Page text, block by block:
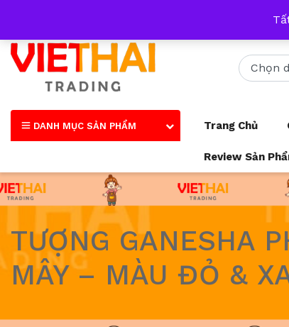
Nhận tư vấn qua tất cả các trang mạng xã hội và số điện
DANH MỤC SẢN PHẨM Trang Chủ
Review Sản
TƯỢNG GANESHA
MÂY – MÀU ĐỎ &